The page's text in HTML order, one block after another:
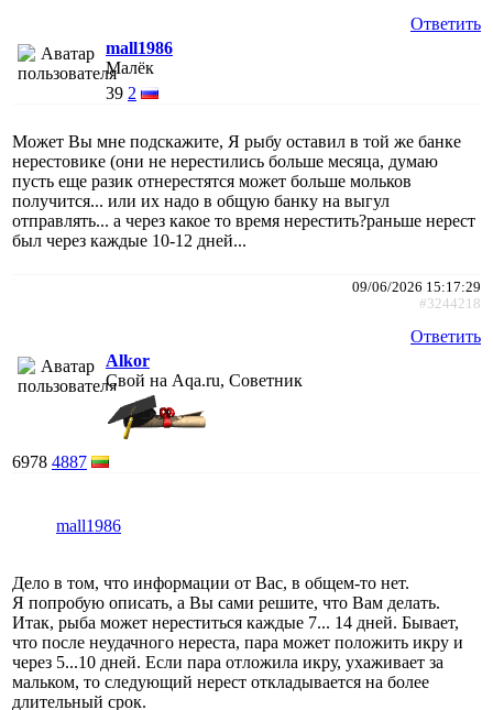
Ответить
mall1986
Малёк
39 2
Может Вы мне подскажите, Я рыбу оставил в той же банке
нерестовике (они не нерестились больше месяца, думаю
пусть еще разик отнерестятся может больше мольков
получится... или их надо в общую банку на выгул
отправлять... а через какое то время нерестить?раньше нерест
был через каждые 10-12 дней...
09/06/2026 15:17:29
#3244218
Ответить
Alkor
Свой на Aqa.ru, Советник
6978 4887
mall1986
Дело в том, что информации от Вас, в общем-то нет.
Я попробую описать, а Вы сами решите, что Вам делать.
Итак, рыба может нереститься каждые 7... 14 дней. Бывает,
что после неудачного нереста, пара может положить икру и
через 5...10 дней. Если пара отложила икру, ухаживает за
мальком, то следующий нерест откладывается на более
длительный срок.